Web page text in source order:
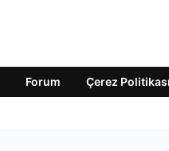
Forum Çerez Politikası